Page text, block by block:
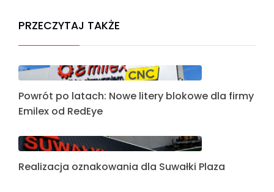
PRZECZYTAJ TAKŻE
Powrót po latach: Nowe litery blokowe dla firmy
Emilex od RedEye
Realizacja oznakowania dla Suwałki Plaza